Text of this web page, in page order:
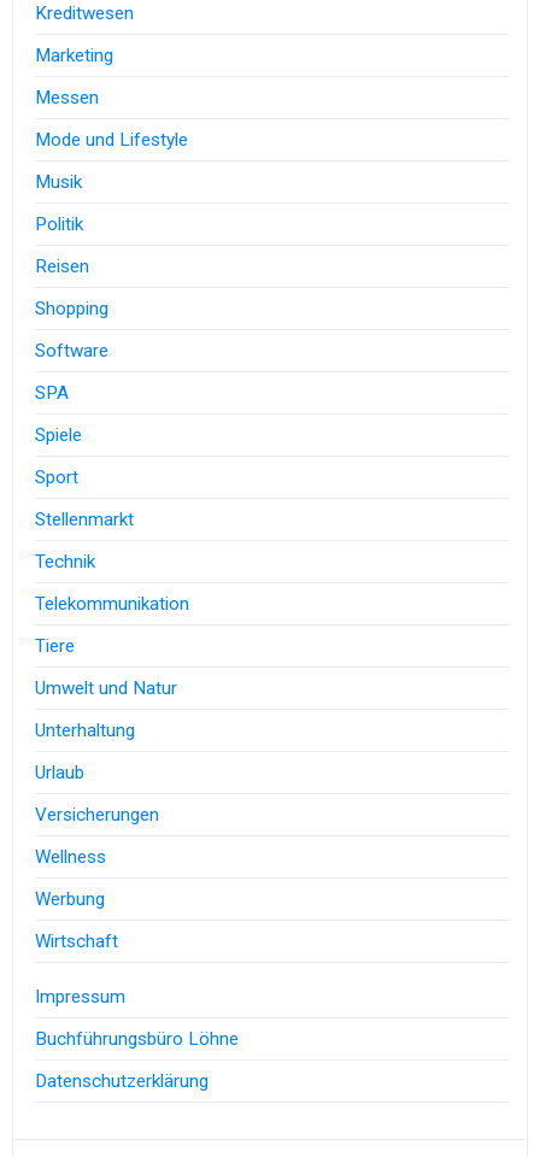
Kreditwesen
Marketing
Messen
Mode und Lifestyle
Musik
Politik
Reisen
Shopping
Software
SPA
Spiele
Sport
Stellenmarkt
Technik
Telekommunikation
Tiere
Umwelt und Natur
Unterhaltung
Urlaub
Versicherungen
Wellness
Werbung
Wirtschaft
Impressum
Buchführungsbüro Löhne
Datenschutzerklärung